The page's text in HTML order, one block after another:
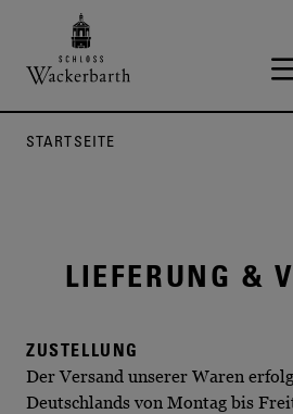
Zurück zur
STARTSEITE
LIEFERUNG &
ZUSTELLUNG
Der Versand unserer Waren
Deutschlands von Montag bis